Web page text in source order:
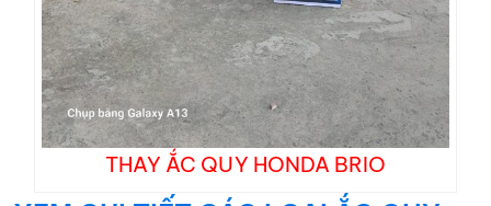
THAY ẮC QUY HONDA BRIO